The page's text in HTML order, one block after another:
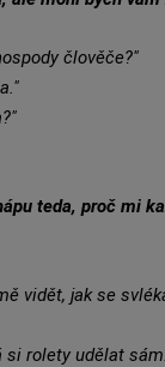
člověče?"
teda, proč mi
vidět, jak se
si rolety udělat